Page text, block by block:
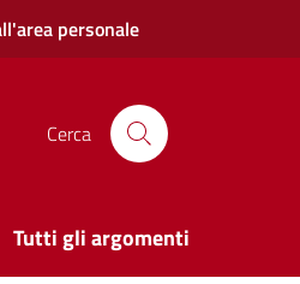
personale
Cerca
Tutti gli argomenti